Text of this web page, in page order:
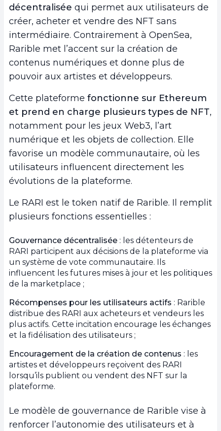
décentralisée qui permet aux utilisateurs de
créer, acheter et vendre des NFT sans
intermédiaire. Contrairement à OpenSea,
Rarible met l’accent sur la création de
contenus numériques et donne plus de
pouvoir aux artistes et développeurs.
Cette plateforme fonctionne sur Ethereum
et prend en charge plusieurs types de NFT,
notamment pour les jeux Web3, l’art
numérique et les objets de collection. Elle
favorise un modèle communautaire, où les
utilisateurs influencent directement les
évolutions de la plateforme.
Le RARI est le token natif de Rarible. Il remplit
plusieurs fonctions essentielles :
Gouvernance décentralisée : les détenteurs de
RARI participent aux décisions de la plateforme via
un système de vote communautaire. Ils
influencent les futures mises à jour et les politiques
de la marketplace ;
Récompenses pour les utilisateurs actifs : Rarible
distribue des RARI aux acheteurs et vendeurs les
plus actifs. Cette incitation encourage les échanges
et la fidélisation des utilisateurs ;
Encouragement de la création de contenus : les
artistes et développeurs reçoivent des RARI
lorsqu’ils publient ou vendent des NFT sur la
plateforme.
Le modèle de gouvernance de Rarible vise à
renforcer l’autonomie des utilisateurs et à